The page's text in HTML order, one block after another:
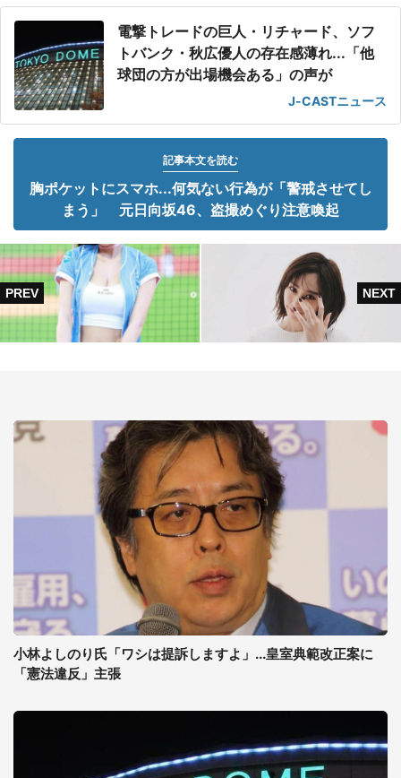
電撃トレードの巨人・リチャード、ソフ
トバンク・秋広優人の存在感薄れ...「他
球団の方が出場機会ある」の声が
J-CASTニュース
記事本文を読む
胸ポケットにスマホ...何気ない行為が「警戒させてし
まう」 元日向坂46、盗撮めぐり注意喚起
小林よしのり氏「ワシは提訴しますよ」...皇室典範改正案に
「憲法違反」主張